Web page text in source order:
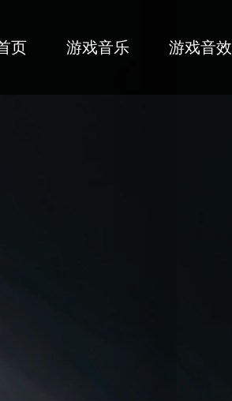
页 游戏音乐 游戏音效